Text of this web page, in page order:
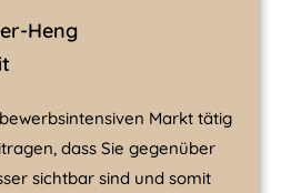
Heng
Markt tätig
dass Sie gegenüber
sichtbar sind und somit